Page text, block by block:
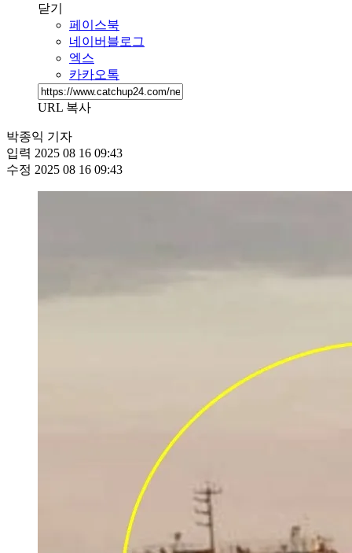
닫기
페이스북
네이버블로그
엑스
카카오톡
URL 복사
박종익 기자
입력 2025 08 16 09:43
수정 2025 08 16 09:43